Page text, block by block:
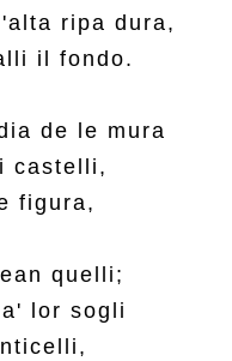
ripa dura,
il fondo.
de le mura
castelli,
figura,
quelli;
lor sogli